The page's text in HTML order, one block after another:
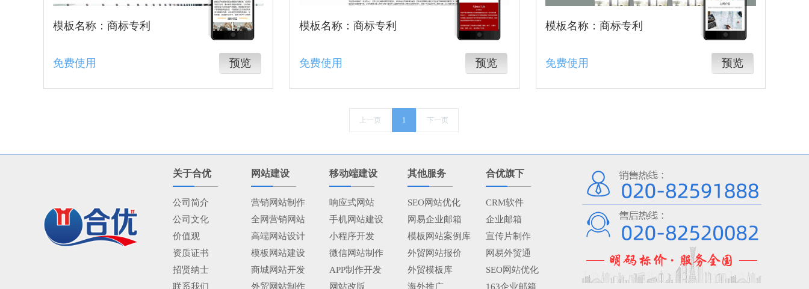
模板名称：商标专利
免费使用 预览
模板名称：商标专利
免费使用 预览
模板名称：商标专利
免费使用 预览
上一页 1 下一页
关于合优
公司简介
公司文化
价值观
资质证书
招贤纳士
联系我们
网站建设
营销网站制作
全网营销网站
高端网站设计
模板网站建设
商城网站开发
外贸网站制作
移动端建设
响应式网站
手机网站建设
小程序开发
微信网站制作
APP制作开发
网站改版
其他服务
SEO网站优化
网易企业邮箱
模板网站案例库
外贸网站报价
外贸模板库
海外推广
合优旗下
CRM软件
企业邮箱
宣传片制作
网易外贸通
SEO网站优化
163企业邮箱